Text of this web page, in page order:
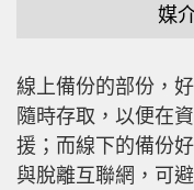
媒
線上備份的部份，
隨時存取，以便在
援；而線下的備份
與脫離互聯網，可